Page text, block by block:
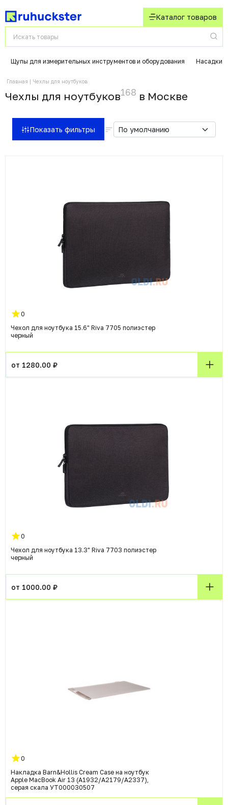
Каталог товаров
Щупы для измерительных инструментов и оборудования Насадки
Главная Чехлы для ноутбуков
Чехлы для ноутбуков168 в Москвe
Показать фильтры
0
Чехол для ноутбука 15.6" Riva 7705 полиэстер
черный
от 1280.00 ₽
0
Чехол для ноутбука 13.3" Riva 7703 полиэстер
черный
от 1000.00 ₽
0
Накладка Barn&Hollis Cream Case на ноутбук
Apple MacBook Air 13 (A1932/A2179/A2337),
серая скала УТ000030507